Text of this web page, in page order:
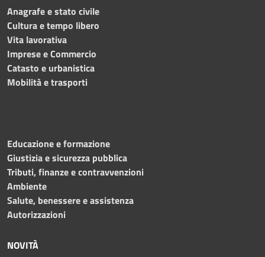
Anagrafe e stato civile
Cultura e tempo libero
Vita lavorativa
Imprese e Commercio
Catasto e urbanistica
Mobilità e trasporti
Educazione e formazione
Giustizia e sicurezza pubblica
Tributi, finanze e contravvenzioni
Ambiente
Salute, benessere e assistenza
Autorizzazioni
NOVITÀ